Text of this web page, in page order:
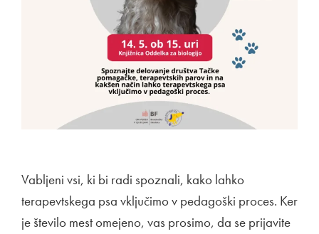
Vabljeni vsi, ki bi radi spoznali, kako lahko
terapevtskega psa vključimo v pedagoški proces. Ker
je število mest omejeno, vas prosimo, da se prijavite